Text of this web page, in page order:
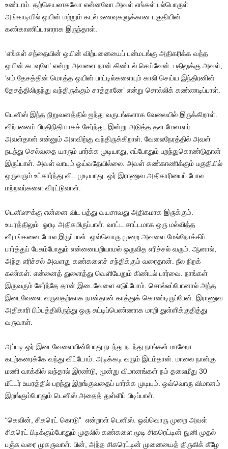
உண்டாம். தற்செயலாகவோ என்னவோ அவள் எங்கள் பல்பொருள்
அங்காடியில் ஒயின் மற்றும் கடல் உணவுகளுக்கான பகுதியின்
கண்காணிப்பாளராக இருந்தாள்.
‘எங்கள் சந்தையின் ஒயின் விற்பனையைப் பன்மடங்கு அதிகரிக்க வந்த
ஒயின் கடவுளே’ என்று அவளை நான் கிண்டல் செய்வேன். பதிலுக்கு அவள்,
‘எம் தேசத்தின் மொத்த ஒயின் பாட்டில்களையும் காலி செய்ய இந்திரனின்
தேசத்திலிருந்து வந்திருக்கும் சாத்தானே’ என்று சொல்லிக் கண்ணடிப்பாள்.
டெனிஸ் இந்த நிறுவனத்தில் ஐந்து வருடங்களாக வேலையில் இருக்கிறாள்.
விற்பனைப் பிரதிநிதியாகச் சேர்ந்து, இன்று அடுத்த தள மேலாளர்
அவள்தான் என்னும் அளவிற்கு வந்திருக்கிறாள். வேலைநேரத்தில் அவள்
நடந்து செல்வதை யாரும் பார்க்க முடியாது, எப்போதும் பறந்துகொண்டுதான்
இருப்பாள். அவள் வாயும் ஓய்வதேயில்லை. அவள் கண்காணிக்கும் பகுதியில்
ஒருவரும் உட்கார்ந்து விட முடியாது. ஓர் இராணுவ அதிகாரியைப் போல
மற்றவர்களை விரட்டுவாள்.
டெனிஸுக்கு என்னை விட பத்து வயசாவது அதிகமாக இருக்கும்.
உயரத்திலும் ஓரடி அதிகமிருப்பாள். வாட்ட சாட்டமாக ஒரு மல்வித்த
வீராங்கனை போல இருப்பாள். ஒவ்வொரு முறை அவளை மேல்நோக்கிப்
பார்த்துப் பேசும்போதும் என்னையறியாமல் ஒருவித எரிச்சல் வரும். ஆனால்,
அந்த எரிச்சல் அவளது கண்களைச் சந்திக்கும் வரைதான். நீல நிறக்
கண்கள். என்னைத் துளைத்து வெளியேறும் கிண்டல் பார்வை. நாங்கள்
இருவரும் சேர்ந்தே தான் இடைவேளை எடுப்போம். சொல்லப்போனால் அந்த
இடைவேளை வருவதற்காக நான்தான் காத்துக் கொண்டிருப்பேன். இராணுவ
அதிகாரி பிம்பத்திலிருந்து ஒரு சுட்டிப்பெண்ணாக மாறி துள்ளிக்குதித்து
வருவாள்.
அப்படி ஓர் இடைவேளையின்போது நடந்து நடந்து நாங்கள் மாஹோ
கடற்கரைக்கே வந்து விட்டோம். அடிக்கடி வரும் இடம்தான். மாலை நான்கு
மணி வாக்கில் வந்தால் இரண்டு, மூன்று விமானங்கள் நம் தலைமீது 30
மீட்டர் உயரத்தில் பறந்து இறங்குவதைப் பார்க்க முடியும். ஒவ்வொரு விமானம்
இறங்கும்போதும் டெனிஸ் அதைத் துள்ளிப் பிடிப்பாள்.
“கெவின், சிகரெட் கொடு” என்றாள் டெனிஸ். ஒவ்வொரு முறை அவள்
சிகரெட் பிடிக்கும்போதும் முதலில் கண்களை மூடி சிகரெட்டின் நுனி முதல்
பஞ்சு வரை முகருவாள். பின், அந்த சிகரெட்டின் முனையைத் திருகிக் கீழே